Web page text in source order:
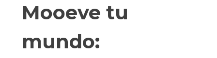
Mooeve tu
mundo: